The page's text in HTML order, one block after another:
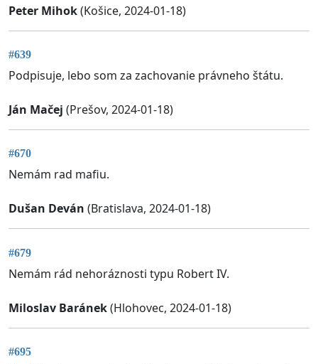
Peter Mihok(Košice, 2024-01-18)
#639
Podpisuje, lebo som za zachovanie právneho štátu.
Ján Mačej (Prešov, 2024-01-18)
#670
Nemám rad mafiu.
Dušan Deván (Bratislava, 2024-01-18)
#679
Nemám rád nehoráznosti typu Robert IV.
Miloslav Baránek(Hlohovec, 2024-01-18)
#695